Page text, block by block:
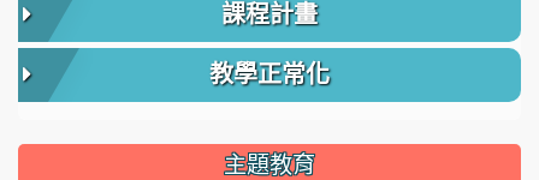
課程計畫
教學正常化
主題教育